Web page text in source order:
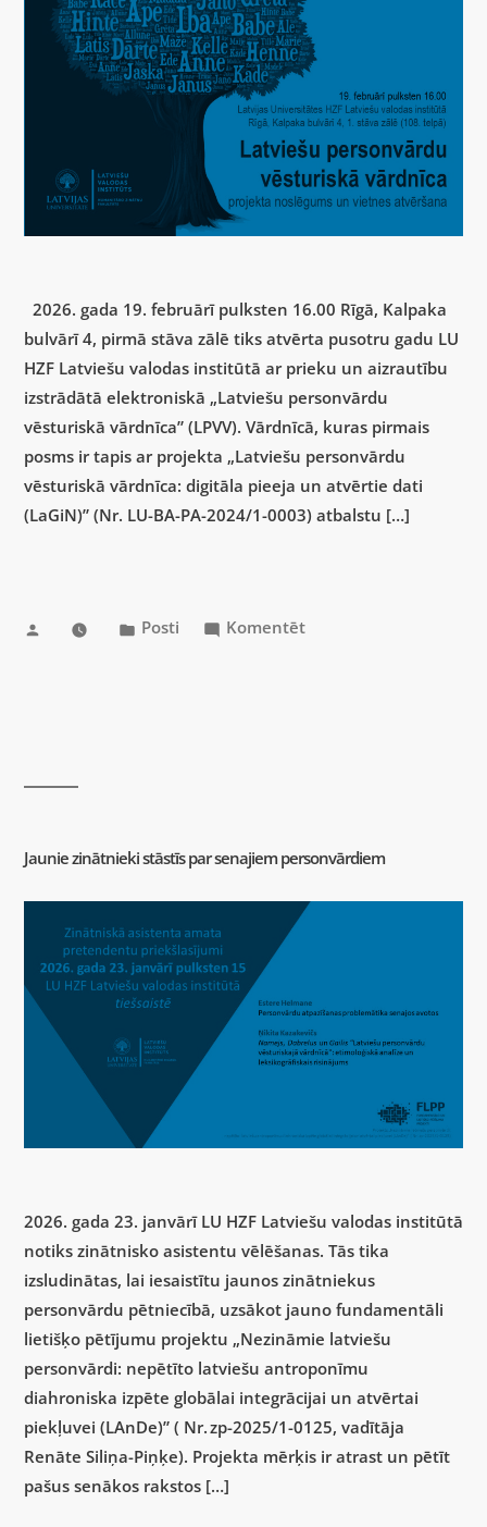
2026. gada 19. februārī pulksten 16.00 Rīgā, Kalpaka
bulvārī 4, pirmā stāva zālē tiks atvērta pusotru gadu LU
HZF Latviešu valodas institūtā ar prieku un aizrautību
izstrādātā elektroniskā „Latviešu personvārdu
vēsturiskā vārdnīca” (LPVV). Vārdnīcā, kuras pirmais
posms ir tapis ar projekta „Latviešu personvārdu
vēsturiskā vārdnīca: digitāla pieeja un atvērtie dati
(LaGiN)” (Nr. LU-BA-PA-2024/1-0003) atbalstu […]
Posti Komentēt
Jaunie zinātnieki stāstīs par senajiem personvārdiem
2026. gada 23. janvārī LU HZF Latviešu valodas institūtā
notiks zinātnisko asistentu vēlēšanas. Tās tika
izsludinātas, lai iesaistītu jaunos zinātniekus
personvārdu pētniecībā, uzsākot jauno fundamentāli
lietišķo pētījumu projektu „Nezināmie latviešu
personvārdi: nepētīto latviešu antroponīmu
diahroniska izpēte globālai integrācijai un atvērtai
piekļuvei (LAnDe)” ( Nr. zp-2025/1-0125, vadītāja
Renāte Siliņa-Piņķe). Projekta mērķis ir atrast un pētīt
pašus senākos rakstos […]